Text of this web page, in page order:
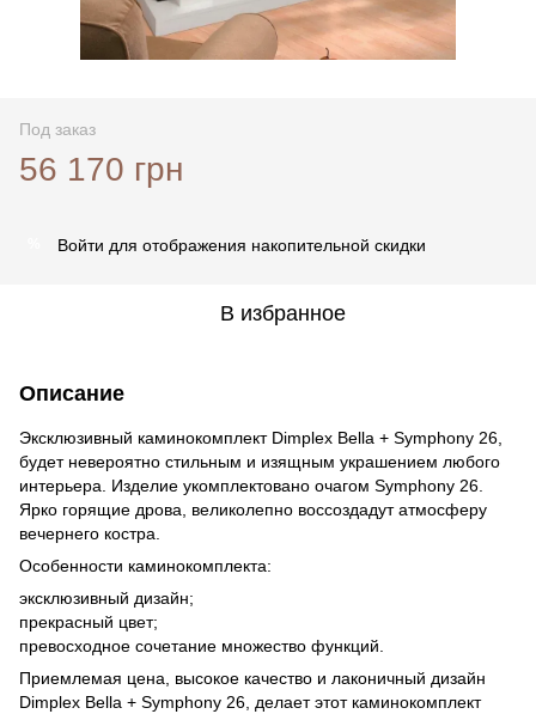
Под заказ
56 170 грн
Войти для отображения накопительной скидки
В избранное
Описание
Эксклюзивный каминокомплект Dimplex Bella + Symphony 26,
будет невероятно стильным и изящным украшением любого
интерьера. Изделие укомплектовано очагом Symphony 26.
Ярко горящие дрова, великолепно воссоздадут атмосферу
вечернего костра.
Особенности каминокомплекта:
эксклюзивный дизайн;
прекрасный цвет;
превосходное сочетание множество функций.
Приемлемая цена, высокое качество и лаконичный дизайн
Dimplex Bella + Symphony 26, делает этот каминокомплект